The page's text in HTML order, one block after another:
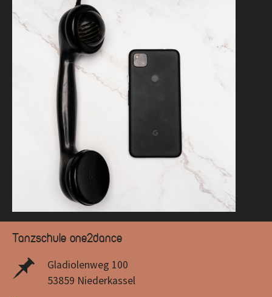
Tanzschule one2dance
Gladiolenweg 100
53859 Niederkassel